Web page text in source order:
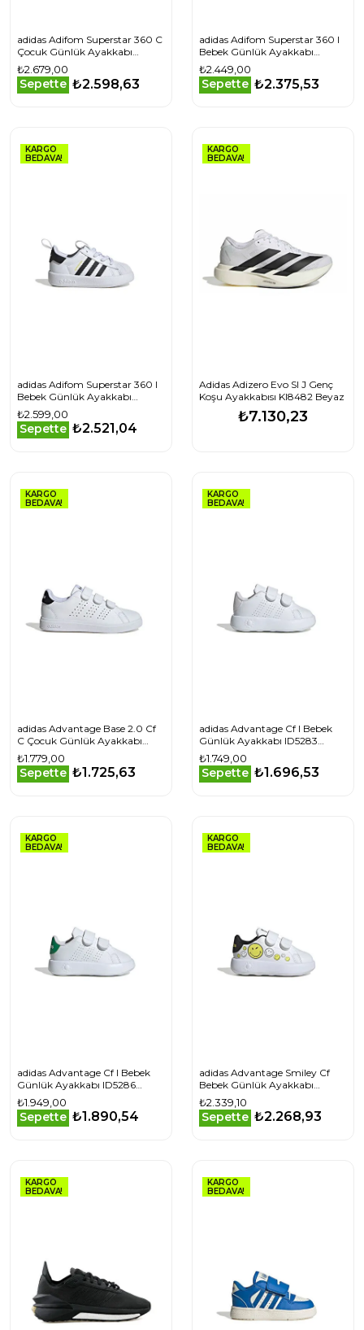
adidas Adifom Superstar 360 C
Çocuk Günlük Ayakkabı
JS0718 Beyaz
₺2.679,00
Sepette ₺2.598,63
adidas Adifom Superstar 360 I
Bebek Günlük Ayakkabı
IH3504 Siyah
₺2.449,00
Sepette ₺2.375,53
KARGO
BEDAVA!
adidas Adifom Superstar 360 I
Bebek Günlük Ayakkabı
JS0720 Beyaz
₺2.599,00
Sepette ₺2.521,04
KARGO
BEDAVA!
Adidas Adizero Evo Sl J Genç
Koşu Ayakkabısı KI8482 Beyaz
₺7.130,23
KARGO
BEDAVA!
adidas Advantage Base 2.0 Cf
C Çocuk Günlük Ayakkabı
IH8122 Beyaz
₺1.779,00
Sepette ₺1.725,63
KARGO
BEDAVA!
adidas Advantage Cf I Bebek
Günlük Ayakkabı ID5283
Beyaz
₺1.749,00
Sepette ₺1.696,53
KARGO
BEDAVA!
adidas Advantage Cf I Bebek
Günlük Ayakkabı ID5286
Beyaz
₺1.949,00
Sepette ₺1.890,54
KARGO
BEDAVA!
adidas Advantage Smiley Cf
Bebek Günlük Ayakkabı
IH6257 Beyaz
₺2.339,10
Sepette ₺2.268,93
KARGO
BEDAVA!
KARGO
BEDAVA!